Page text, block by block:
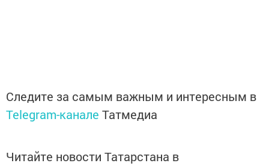
Следите за самым важным и интересным в
Telegram-канале Татмедиа
Читайте новости Татарстана в